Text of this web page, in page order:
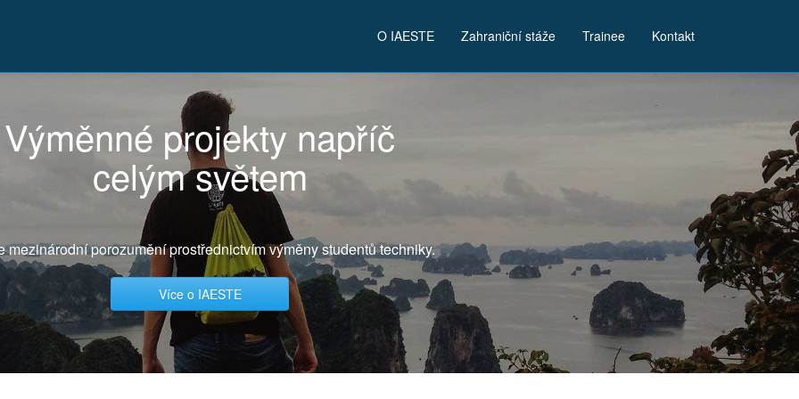
O IAESTE Zahraniční stáže Trainee Kontakt
Výměnné projekty napříč
celým světem
mezinárodní porozumění prostřednictvím výměny studentů techniky.
Více o IAESTE